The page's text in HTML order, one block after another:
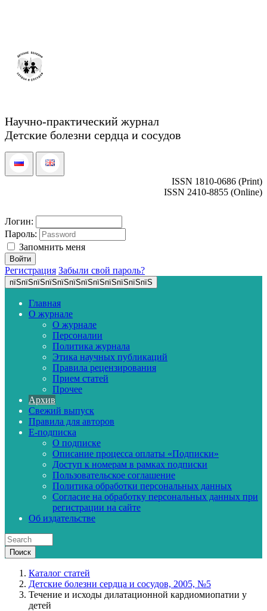
Научно-практический журнал
Детские болезни сердца и сосудов
ISSN 1810-0686 (Print)
ISSN 2410-8855 (Online)
Логин:
Пароль:
Запомнить меня
Регистрация Забыли свой пароль?
пїЅпїЅпїЅпїЅпїЅпїЅпїЅпїЅпїЅпїЅпїЅпїЅ
Главная
О журнале
О журнале
Персоналии
Политика журнала
Этика научных публикаций
Правила рецензирования
Прием статей
Прочее
Архив
Свежий выпуск
Правила для авторов
E-подписка
О подписке
Описание процесса оплаты «Подписки»
Доступ к номерам в рамках подписки
Пользовательское соглашение
Политика обработки персональных данных
Согласие на обработку персональных данных при
регистрации на сайте
Об издательстве
Каталог статей
Детские болезни сердца и сосудов, 2005, №5
Течение и исходы дилатационной кардиомиопатии у
детей